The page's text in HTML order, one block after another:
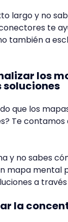
largo y no
te
también a
los
que los
Te
y no sabes
mapa mental
a
la